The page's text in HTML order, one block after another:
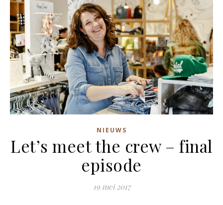
NIEUWS
Let’s meet the crew – final
episode
19 mei 2017